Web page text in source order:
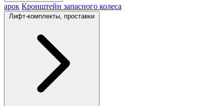
арок Кронштейн запасного колеса
Лифт-комплекты, проставки